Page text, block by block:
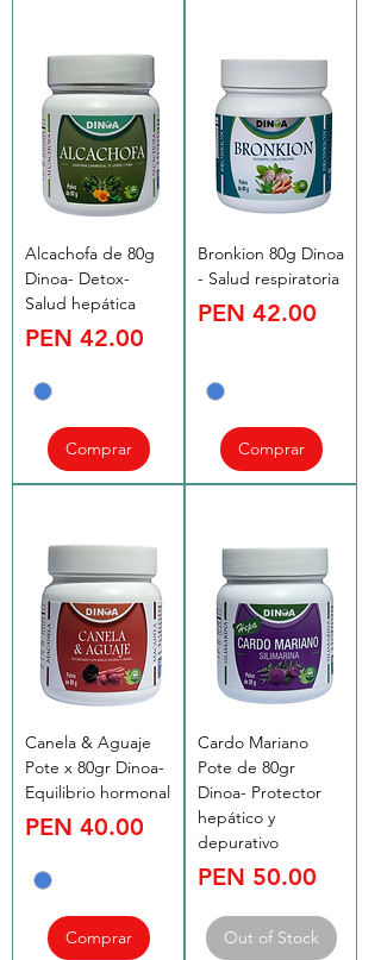
Alcachofa de 80g
Dinoa- Detox-
Salud hepática
Price
PEN 42.00
Comprar
Bronkion 80g Dinoa
- Salud respiratoria
Price
PEN 42.00
Comprar
Canela & Aguaje
Pote x 80gr Dinoa-
Equilibrio hormonal
Price
PEN 40.00
Comprar
Cardo Mariano
Pote de 80gr
Dinoa- Protector
hepático y
depurativo
Price
PEN 50.00
Out of Stock